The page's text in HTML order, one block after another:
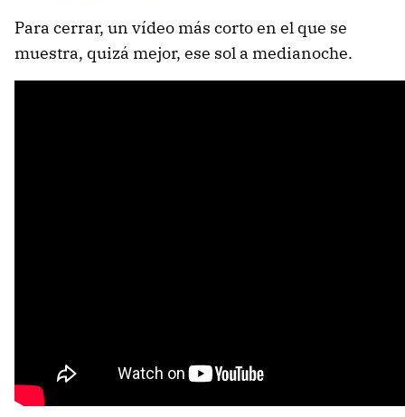
Para cerrar, un vídeo más corto en el que se
muestra, quizá mejor, ese sol a medianoche.